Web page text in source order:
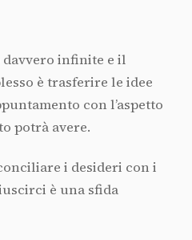
infinite e il
è trasferire le idee
con l’aspetto
potrà avere.
i desideri con i
è una sfida